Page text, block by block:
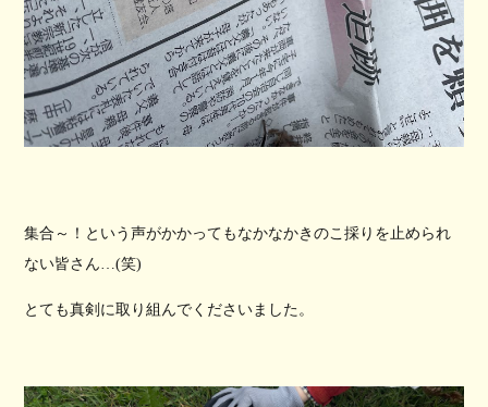
集合～！という声がかかってもなかなかきのこ採りを止められ
ない皆さん…(笑)
とても真剣に取り組んでくださいました。